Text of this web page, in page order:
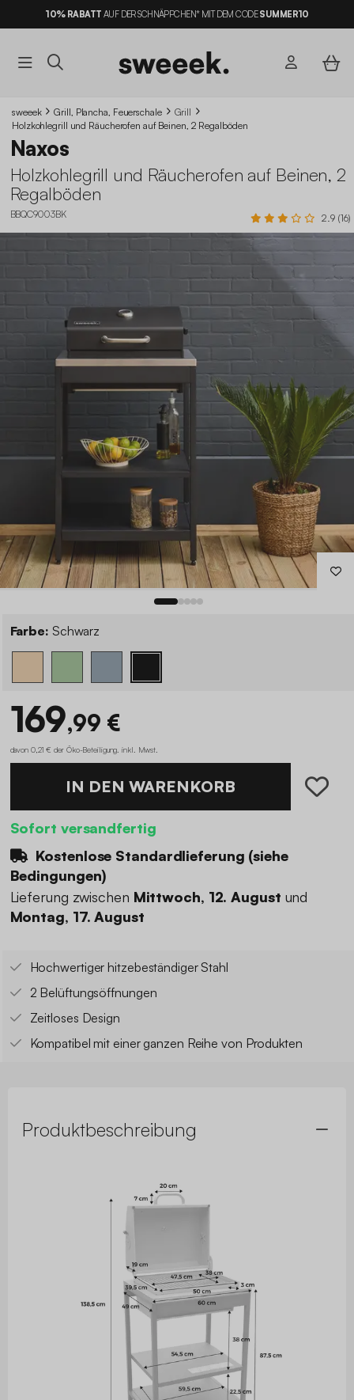
10% RABATT AUF DER SCHNÄPPCHEN* MIT DEM CODESUMMER10
sweeek Grill, Plancha, Feuerschale
Grill
Holzkohlegrill und Räucherofen auf Beinen, 2 Regalböden
Naxos
Holzkohlegrill und Räucherofen auf Beinen, 2
Regalböden
BBQC9003BK 2.9 (16)
Farbe: Schwarz
169,99 €
davon 0,21 € der Öko-Beteiligung inkl. Mwst.
IN DEN WARENKORB
Sofort versandfertig
Kostenlose Standardlieferung (siehe
Bedingungen)
Lieferung zwischen Mittwoch, 12. August und
Montag, 17. August
Hochwertiger hitzebeständiger Stahl
2 Belüftungsöffnungen
Zeitloses Design
Kompatibel mit einer ganzen Reihe von Produkten
Produktbeschreibung